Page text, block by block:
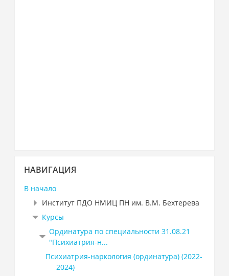
Навигация
НАВИГАЦИЯ
В начало
Институт ПДО НМИЦ ПН им. В.М. Бехтерева
Курсы
Ординатура по специальности 31.08.21
"Психиатрия-н...
Психиатрия-наркология (ординатура) (2022-
2024)